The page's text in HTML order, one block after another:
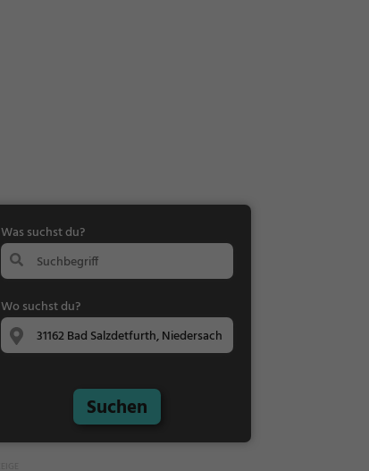
Was suchst du?
Wo suchst du?
Suchen